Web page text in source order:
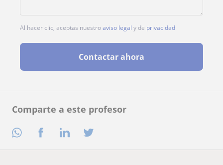
Comparte a este profesor
Al hacer clic, aceptas nuestroaviso legal y de privacidad
Contactar ahora